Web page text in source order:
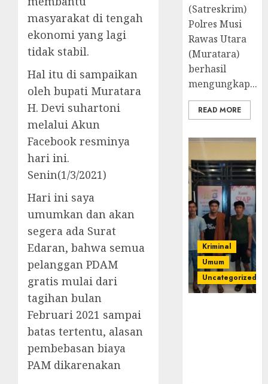
masyarakat di tengah
ekonomi yang lagi
tidak stabil.
Hal itu di sampaikan
oleh bupati Muratara
H. Devi suhartoni
melalui Akun
Facebook resminya
hari ini.
Senin(1/3/2021)
Hari ini saya
umumkan dan akan
segera ada Surat
Edaran, bahwa semua
pelanggan PDAM
gratis mulai dari
tagihan bulan
Februari 2021 sampai
batas tertentu, alasan
pembebasan biaya
PAM dikarenakan
(Satreskrim)
Polres Musi
Rawas Utara
(Muratara)
berhasil
mengungkap...
READ MORE
Kriminal
Umum
Uncategorized